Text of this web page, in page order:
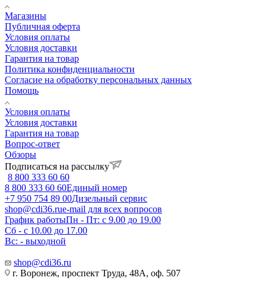
Магазины
Публичная оферта
Условия оплаты
Условия доставки
Гарантия на товар
Политика конфиденциальности
Согласие на обработку персональных данных
Помощь
Условия оплаты
Условия доставки
Гарантия на товар
Вопрос-ответ
Обзоры
Подписаться на рассылку
8 800 333 60 60
8 800 333 60 60Единый номер
+7 950 754 89 00Дизельный сервис
shop@cdi36.rue-mail для всех вопросов
График работыПн - Пт: с 9.00 до 19.00
Сб - с 10.00 до 17.00
Вс: - выходной
shop@cdi36.ru
г. Воронеж, проспект Труда, 48А, оф. 507